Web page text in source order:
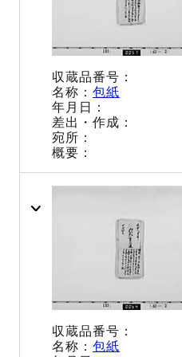
包紙
包紙